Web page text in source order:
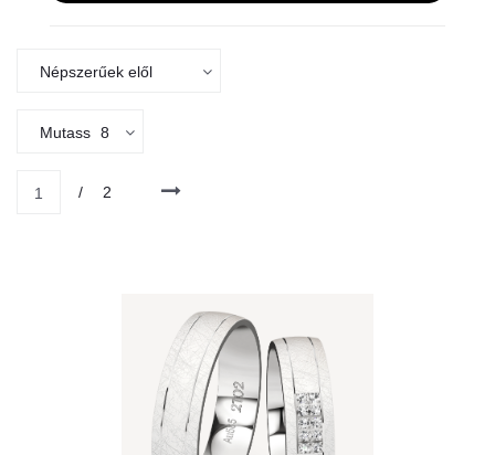
Népszerűek elől
Mutass 8
1 / 2